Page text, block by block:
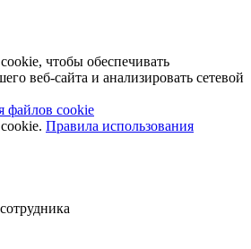
чтобы обеспечивать
веб-сайта и анализировать сетевой
файлов cookie
Правила использования